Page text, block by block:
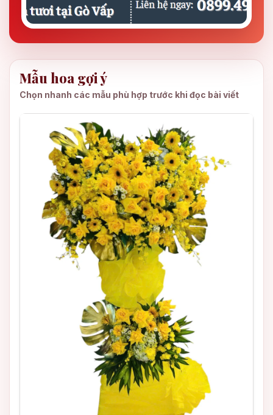
Mẫu hoa gợi ý
Chọn nhanh các mẫu phù hợp trước khi đọc bài viết